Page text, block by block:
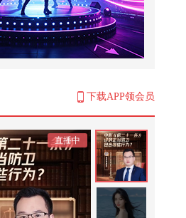
29集
75
#关注流看美加墨 #2026关注流舞蹈
26春关KPOP区路演《HAWW》|神
圣幻梦交织，搭配默契舞动#2026
春季搜...
711
夏日解渴喝什么？#玩转健康年轻
态 #健康狐和TA的朋友们 @张朝阳
@...
17,587
下载APP领会员
直播中